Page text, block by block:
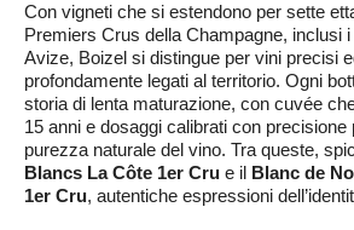
Con vigneti che si estendono per sette
Premiers Crus della Champagne, inclusi
Avize, Boizel si distingue per vini precisi
profondamente legati al territorio. Ogni
storia di lenta maturazione, con cuvée
15 anni e dosaggi calibrati con precisione
purezza naturale del vino. Tra queste,
Blancs La Côte 1er Cru e il Blanc de
1er Cru, autentiche espressioni